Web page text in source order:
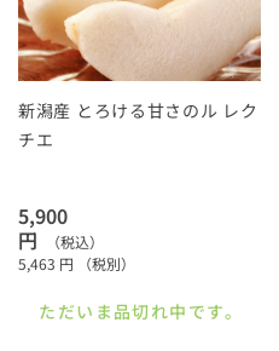
新潟産 とろける甘さのル レク
チエ
5,900
円
（税込）
5,463 円 （税別）
ただいま品切れ中です。